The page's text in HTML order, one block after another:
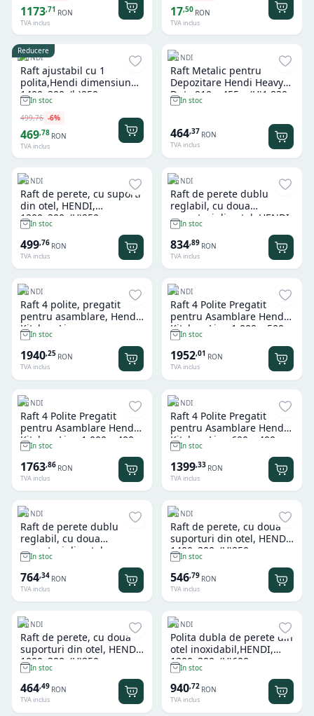
1173,71 RON
TVA inclus
17,50 RON
TVA inclus
Reducere
HENDI
Raft ajustabil cu 1
polita,Hendi dimensiune
1400x300x(h)250mm
In stoc
499,76 -6%
469,78 RON
TVA inclus
HENDI
Raft Metalic pentru
Depozitare Hendi Heavy
Duty 910 x 455 x (H)1.830
mmIn stoc
464,37 RON
TVA inclus
HENDI
Raft de perete, cu suporti
din otel, HENDI,
1200x300x(H)250mm
In stoc
499,76 RON
TVA inclus
HENDI
Raft de perete dublu
reglabil, cu doua
suporturi din otel, HENDI,
1000x300x(H)600mm
In stoc
834,89 RON
TVA inclus
HENDI
Raft 4 polite, pregatit
pentru asamblare, Hendi,
Kitchen Line,
1200x500x(H)1800mm
In stoc
1940,25 RON
TVA inclus
HENDI
Raft 4 Polite Pregatit
pentru Asamblare Hendi
Kitchen Line 1.000 x 500 x
(H)1.800 mm
In stoc
1952,01 RON
TVA inclus
HENDI
Raft 4 Polite Pregatit
pentru Asamblare Hendi
Kitchen Line 1.000 x 400 x
(H)1.800 mm
In stoc
1763,86 RON
TVA inclus
HENDI
Raft 4 Polite Pregatit
pentru Asamblare Hendi
Kitchen Line 600 x 400 x
(H)1.800 mm
In stoc
1399,33 RON
TVA inclus
HENDI
Raft de perete dublu
reglabil, cu doua
suporturi din otel,
HENDI,800x300x(H)600mm
In stoc
764,34 RON
TVA inclus
HENDI
Raft de perete, cu doua
suporturi din otel, HENDI,
1400x300x(H)250mm
In stoc
546,79 RON
TVA inclus
HENDI
Raft de perete, cu doua
suporturi din otel, HENDI,
1000x300x(H)250mm
In stoc
464,49 RON
TVA inclus
HENDI
Polita dubla de perete din
otel inoxidabil,HENDI,
1200x300x(H)600 mm
In stoc
940,72 RON
TVA inclus